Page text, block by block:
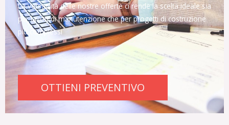
La versatilità delle nostre offerte ci rende la scelta ideale sia
per lavori di manutenzione che per progetti di costruzione
più complessi
OTTIENI PREVENTIVO